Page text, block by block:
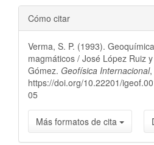
Detalles
del
artículo
Cómo citar
Verma, S. P. (1993).
magmáticos / José López Ruiz
Gómez. Geofísica Internacional,
https://doi.org/10.22201/
05
Más formatos de cita